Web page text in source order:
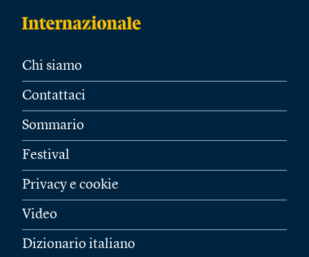
Chi siamo
Contattaci
Sommario
Festival
Privacy e cookie
Video
Dizionario italiano